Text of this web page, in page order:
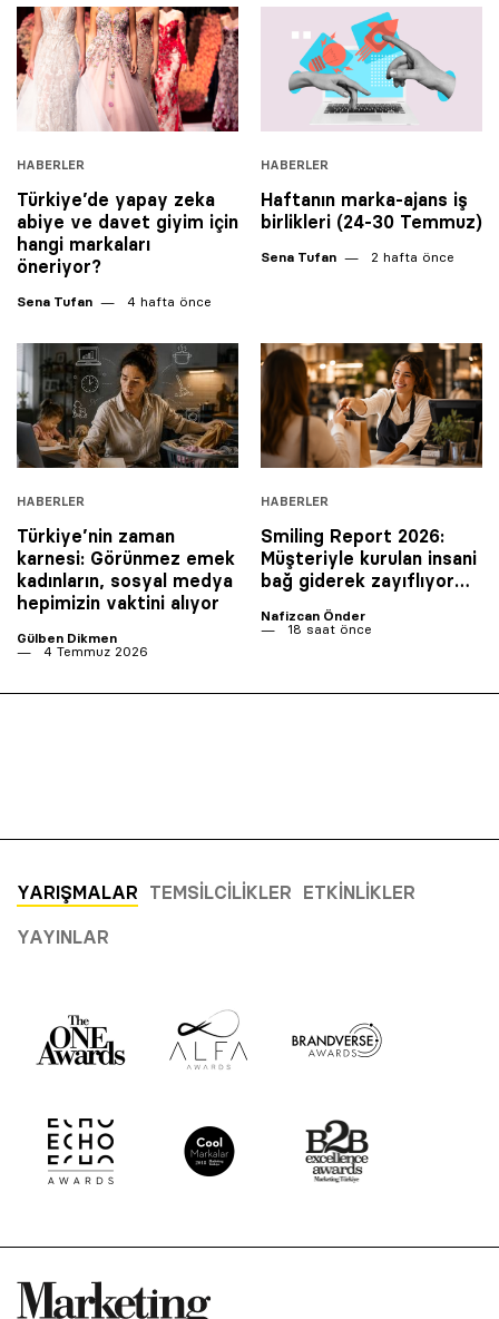
HABERLER
Türkiye’de yapay zeka
abiye ve davet giyim için
hangi markaları
öneriyor?
Sena Tufan 4 hafta önce
HABERLER
Haftanın marka-ajans iş
birlikleri (24-30 Temmuz)
Sena Tufan 2 hafta önce
HABERLER
Türkiye’nin zaman
karnesi: Görünmez emek
kadınların, sosyal medya
hepimizin vaktini alıyor
Gülben Dikmen
4 Temmuz 2026
HABERLER
Smiling Report 2026:
Müşteriyle kurulan insani
bağ giderek zayıflıyor…
Nafizcan Önder
18 saat önce
YARIŞMALAR TEMSILCILIKLER ETKINLIKLER
YAYINLAR